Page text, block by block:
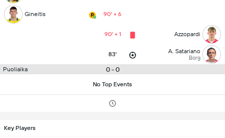
Gineitis 90' + 6
90' + 1 Azzopardi
83' A. Satariano
Borg
Puoliaika 0 - 0
No Top Events
Key Players